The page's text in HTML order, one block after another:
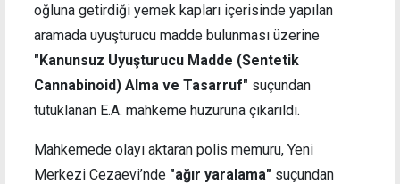
oğluna getirdiği yemek kapları içerisinde yapılan
aramada uyuşturucu madde bulunması üzerine
"Kanunsuz Uyuşturucu Madde (Sentetik
Cannabinoid) Alma ve Tasarruf" suçundan
tutuklanan E.A. mahkeme huzuruna çıkarıldı.
Mahkemede olayı aktaran polis memuru, Yeni
Merkezi Cezaevi’nde "ağır yaralama" suçundan